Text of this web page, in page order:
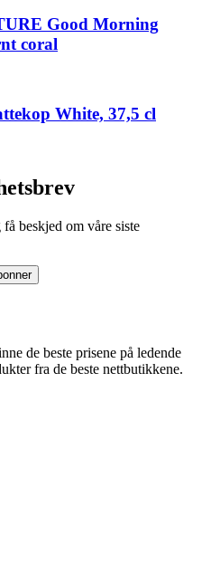
Good Morning
coral
White, 37,5 cl
beskjed om våre siste
de beste prisene på ledende
fra de beste nettbutikkene.